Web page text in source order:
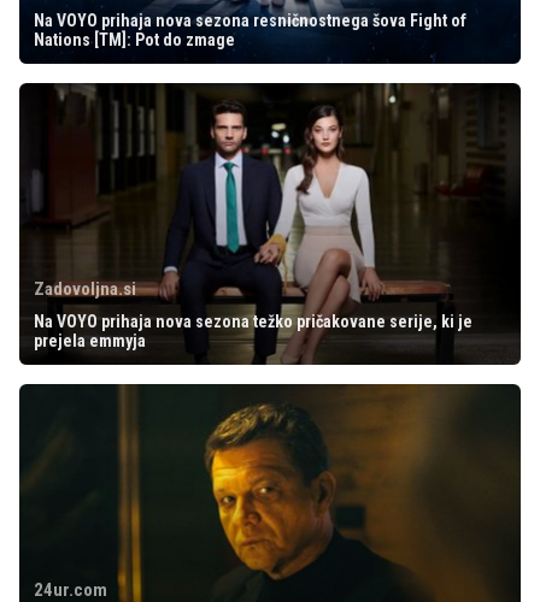
Na VOYO prihaja nova sezona resničnostnega šova Fight of
Nations [TM]: Pot do zmage
Zadovoljna.si
Na VOYO prihaja nova sezona težko pričakovane serije, ki je
prejela emmyja
24ur.com